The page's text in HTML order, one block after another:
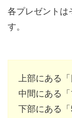
各プレゼントは
す。
上部にある「
中間にある「
下部にある